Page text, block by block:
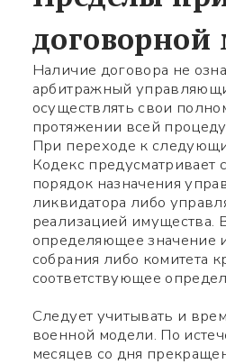
договорной
Наличие договора не
арбитражный
осуществлять свои
протяжении всей
При переходе к
Кодекс предусматривает
порядок назначения
ликвидатора либо
реализацией имущества.
определяющее значение
собрания либо комитета
соответствующее
Следует учитывать и
военной модели. По
месяцев со дня